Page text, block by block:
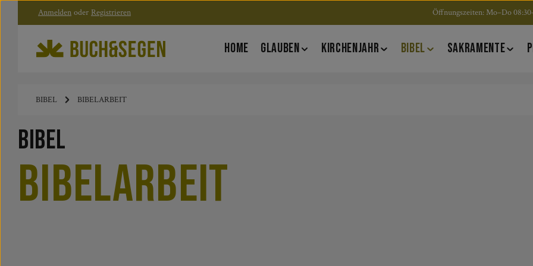
Zum Hauptinhalt springen
Zur Hauptnavigation springen
Anmelden oder Registrieren Öffnungszeiten: Mo–Do
HOME GLAUBEN KIRCHENJAHR BIBEL SAKRAMENTE
BIBEL BIBELARBEIT
Bibel
Bibelarbeit